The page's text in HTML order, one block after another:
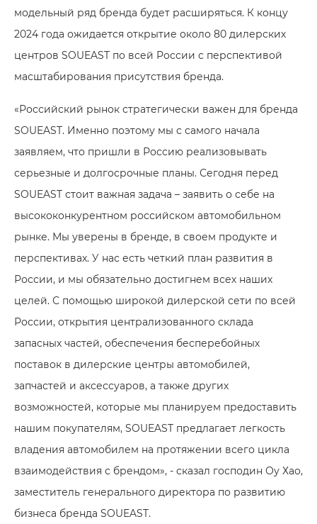
модельный ряд бренда будет расширяться. К концу
2024 года ожидается открытие около 80 дилерских
центров SOUEAST по всей России с перспективой
масштабирования присутствия бренда.
«Российский рынок стратегически важен для бренда
SOUEAST. Именно поэтому мы с самого начала
заявляем, что пришли в Россию реализовывать
серьезные и долгосрочные планы. Сегодня перед
SOUEAST стоит важная задача – заявить о себе на
высококонкурентном российском автомобильном
рынке. Мы уверены в бренде, в своем продукте и
перспективах. У нас есть четкий план развития в
России, и мы обязательно достигнем всех наших
целей. С помощью широкой дилерской сети по всей
России, открытия централизованного склада
запасных частей, обеспечения бесперебойных
поставок в дилерские центры автомобилей,
запчастей и аксессуаров, а также других
возможностей, которые мы планируем предоставить
нашим покупателям, SOUEAST предлагает легкость
владения автомобилем на протяжении всего цикла
взаимодействия с брендом», - сказал господин Оу Хао,
заместитель генерального директора по развитию
бизнеса бренда SOUEAST.